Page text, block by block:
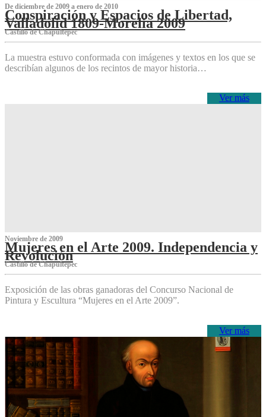
De diciembre de 2009 a enero de 2010
Conspiración y Espacios de Libertad,
Valladolid 1809-Morelia 2009
Castillo de Chapultepec
La muestra estuvo conformada con imágenes y textos en los que se
describían algunos de los recintos de mayor historia…
Ver más
Noviembre de 2009
Mujeres en el Arte 2009. Independencia y
Revolución
Castillo de Chapultepec
Exposición de las obras ganadoras del Concurso Nacional de
Pintura y Escultura “Mujeres en el Arte 2009”.
Ver más